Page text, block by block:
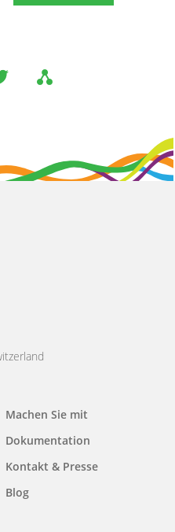
Machen Sie mit
Dokumentation
Kontakt & Presse
Blog